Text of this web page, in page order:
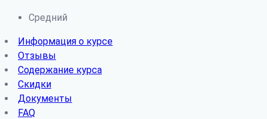
Средний
Информация о курсе
Отзывы
Содержание курса
Скидки
Документы
FAQ